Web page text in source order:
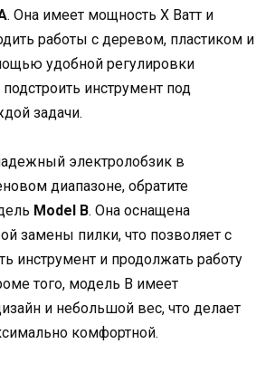
. Она имеет мощность X Ватт и
работы с деревом, пластиком и
удобной регулировки
инструмент под
задачи.
электролобзик в
диапазоне, обратите
Model B. Она оснащена
замены пилки, что позволяет с
инструмент и продолжать работу
того, модель B имеет
и небольшой вес, что делает
комфортной.